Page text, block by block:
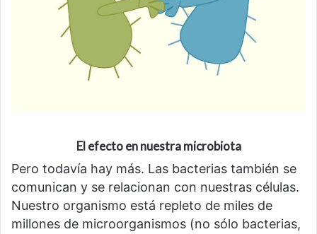
El efecto en nuestra microbiota
Pero todavía hay más. Las bacterias también se
comunican y se relacionan con nuestras células.
Nuestro organismo está repleto de miles de
millones de microorganismos (no sólo bacterias,